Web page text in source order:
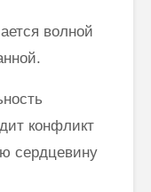
волной
конфликт
сердцевину